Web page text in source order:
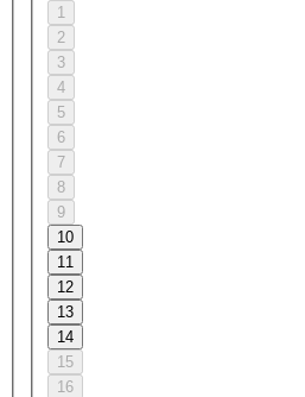
1
2
3
4
5
6
7
8
9
10
11
12
13
14
15
16